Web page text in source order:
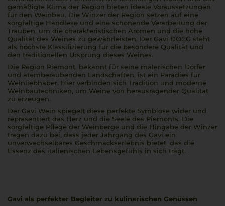
gemäßigte Klima der Region bieten ideale Voraussetzungen
für den Weinbau. Die Winzer der Region setzen auf eine
sorgfältige Handlese und eine schonende Verarbeitung der
Trauben, um die charakteristischen Aromen und die hohe
Qualität des Weines zu gewährleisten. Der Gavi DOCG steht
als höchste Klassifizierung für die besondere Qualität und
den traditionellen Ursprung dieses Weines.
Die Region Piemont, bekannt für seine malerischen Dörfer
und atemberaubenden Landschaften, ist ein Paradies für
Weinliebhaber. Hier verbinden sich Tradition und moderne
Weinbautechniken, um Weine von herausragender Qualität
zu erzeugen.
Der Gavi Wein spiegelt diese perfekte Symbiose wider und
repräsentiert das Herz und die Seele des Piemonts. Die
sorgfältige Pflege der Weinberge und die Hingabe der Winzer
tragen dazu bei, dass jeder Jahrgang des Gavi ein
unverwechselbares Geschmackserlebnis bietet, das die
Essenz des italienischen Lebensgefühls in sich trägt.
Gavi als perfekter Begleiter zu kulinarischen Genüssen